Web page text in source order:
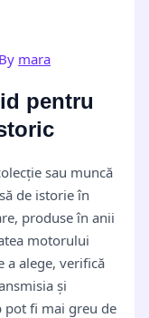
mara
pentru
sau muncă
de istorie în
produse în anii
motorului
a alege, verifică
și
pot fi mai greu de